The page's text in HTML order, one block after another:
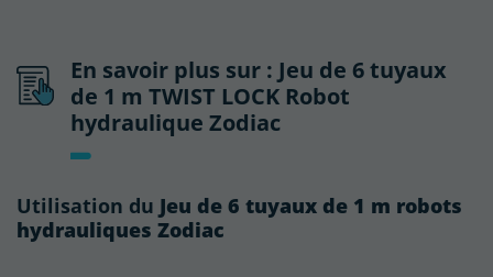
En savoir plus sur : Jeu de 6 tuyaux
de 1 m TWIST LOCK Robot
hydraulique Zodiac
Utilisation du Jeu de 6 tuyaux de 1 m robots
hydrauliques Zodiac